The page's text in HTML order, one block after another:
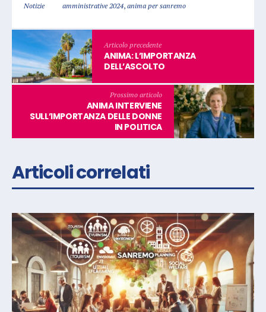
Notizie amministrative 2024, anima per sanremo
Articolo precedente
ANIMA: L’IMPORTANZA
DELL’ASCOLTO
Prossimo articolo
ANIMA INTERVIENE
SULL’IMPORTANZA DELLE DONNE
IN POLITICA
Articoli correlati